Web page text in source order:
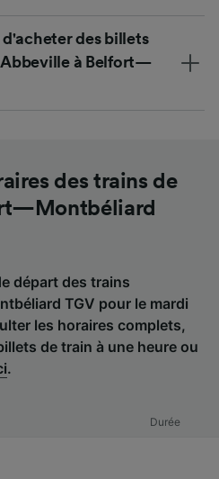
d'acheter des billets
à Belfort—
des trains de
départ des trains
TGV pour le mardi
les horaires complets,
de train à une heure ou
.
Durée